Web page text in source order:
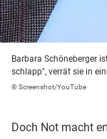
Barbara Schöneberger
schlapp", verrät sie in
© Screenshot/YouTube
Doch Not macht